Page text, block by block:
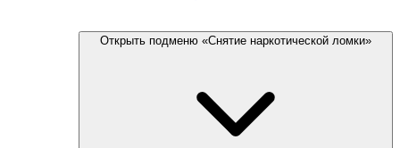
Открыть подменю «Снятие наркотической ломки»